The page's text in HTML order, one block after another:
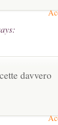
davvero